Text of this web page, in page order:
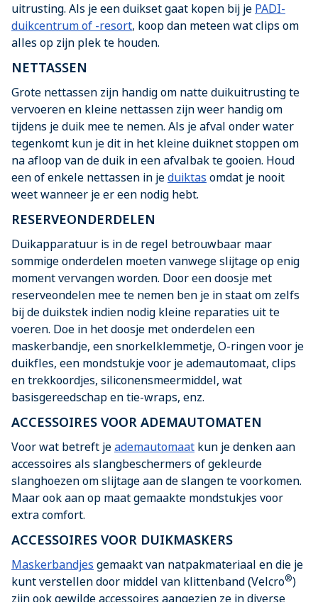
uitrusting. Als je een duikset gaat kopen bij je PADI-
duikcentrum of -resort, koop dan meteen wat clips om
alles op zijn plek te houden.
NETTASSEN
Grote nettassen zijn handig om natte duikuitrusting te
vervoeren en kleine nettassen zijn weer handig om
tijdens je duik mee te nemen. Als je afval onder water
tegenkomt kun je dit in het kleine duiknet stoppen om
na afloop van de duik in een afvalbak te gooien. Houd
een of enkele nettassen in jeduiktas omdat je nooit
weet wanneer je er een nodig hebt.
RESERVEONDERDELEN
Duikapparatuur is in de regel betrouwbaar maar
sommige onderdelen moeten vanwege slijtage op enig
moment vervangen worden. Door een doosje met
reserveondelen mee te nemen ben je in staat om zelfs
bij de duikstek indien nodig kleine reparaties uit te
voeren. Doe in het doosje met onderdelen een
maskerbandje, een snorkelklemmetje, O-ringen voor je
duikfles, een mondstukje voor je ademautomaat, clips
en trekkoordjes, siliconensmeermiddel, wat
basisgereedschap en tie-wraps, enz.
ACCESSOIRES VOOR ADEMAUTOMATEN
Voor wat betreft jeademautomaat kun je denken aan
accessoires als slangbeschermers of gekleurde
slanghoezen om slijtage aan de slangen te voorkomen.
Maar ook aan op maat gemaakte mondstukjes voor
extra comfort.
ACCESSOIRES VOOR DUIKMASKERS
Maskerbandjes gemaakt van natpakmateriaal en die je
kunt verstellen door middel van klittenband (Velcro®)
zijn ook gewilde accessoires aangezien ze in diverse